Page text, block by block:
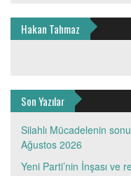
Hakan Tahmaz
Son Yazılar
Silahlı Mücadelenin
Ağustos 2026
Yeni Parti’nin İnşası ve